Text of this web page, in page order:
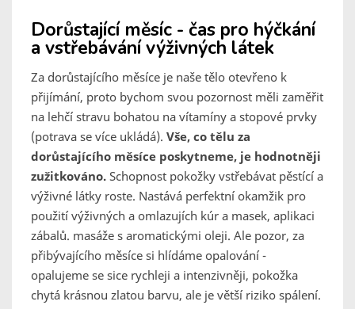
Dorůstající měsíc - čas pro hýčkání
a vstřebávání výživných látek
Za dorůstajícího měsíce je naše tělo otevřeno k
přijímání, proto bychom svou pozornost měli zaměřit
na lehčí stravu bohatou na vítamíny a stopové prvky
(potrava se více ukládá). Vše, co tělu za
dorůstajícího měsíce poskytneme, je hodnotněji
zužitkováno. Schopnost pokožky vstřebávat pěstící a
výživné látky roste. Nastává perfektní okamžik pro
použití výživných a omlazujích kúr a masek, aplikaci
zábalů. masáže s aromatickými oleji. Ale pozor, za
přibývajícího měsíce si hlídáme opalování -
opalujeme se sice rychleji a intenzivněji, pokožka
chytá krásnou zlatou barvu, ale je větší riziko spálení.